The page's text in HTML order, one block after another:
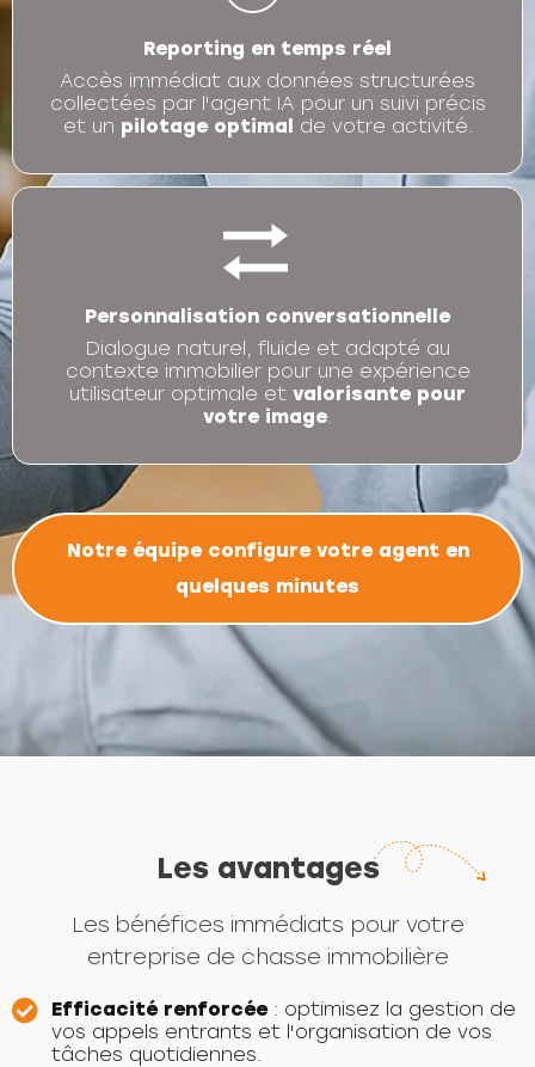
Reporting en temps réel
Accès immédiat aux données structurées
collectées par l'agent IA pour un suivi précis
et un pilotage optimal de votre activité.
Personnalisation conversationnelle
Dialogue naturel, fluide et adapté au
contexte immobilier pour une expérience
utilisateur optimale et valorisante pour
votre image.
Notre équipe configure votre agent en
quelques minutes
Les avantages
Les bénéfices immédiats pour votre
entreprise de chasse immobilière
Efficacité renforcée: optimisez la gestion de
vos appels entrants et l'organisation de vos
tâches quotidiennes.